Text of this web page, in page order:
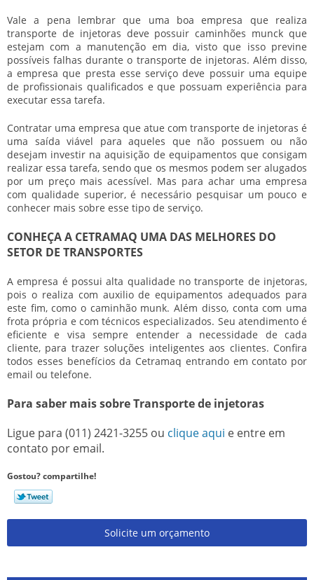
Vale a pena lembrar que uma boa empresa que realiza
transporte de injetoras deve possuir caminhões munck que
estejam com a manutenção em dia, visto que isso previne
possíveis falhas durante o transporte de injetoras. Além disso,
a empresa que presta esse serviço deve possuir uma equipe
de profissionais qualificados e que possuam experiência para
executar essa tarefa.
Contratar uma empresa que atue com transporte de injetoras é
uma saída viável para aqueles que não possuem ou não
desejam investir na aquisição de equipamentos que consigam
realizar essa tarefa, sendo que os mesmos podem ser alugados
por um preço mais acessível. Mas para achar uma empresa
com qualidade superior, é necessário pesquisar um pouco e
conhecer mais sobre esse tipo de serviço.
CONHEÇA A CETRAMAQ UMA DAS MELHORES DO
SETOR DE TRANSPORTES
A empresa é possui alta qualidade notransporte de injetoras,
pois o realiza com auxilio de equipamentos adequados para
este fim, como o caminhão munk. Além disso, conta com uma
frota própria e com técnicos especializados. Seu atendimento é
eficiente e visa sempre entender a necessidade de cada
cliente, para trazer soluções inteligentes aos clientes. Confira
todos esses benefícios da Cetramaq entrando em contato por
email ou telefone.
Para saber mais sobre Transporte de injetoras
Ligue para (011) 2421-3255 ou clique aqui e entre em
contato por email.
Gostou? compartilhe!
Solicite um orçamento